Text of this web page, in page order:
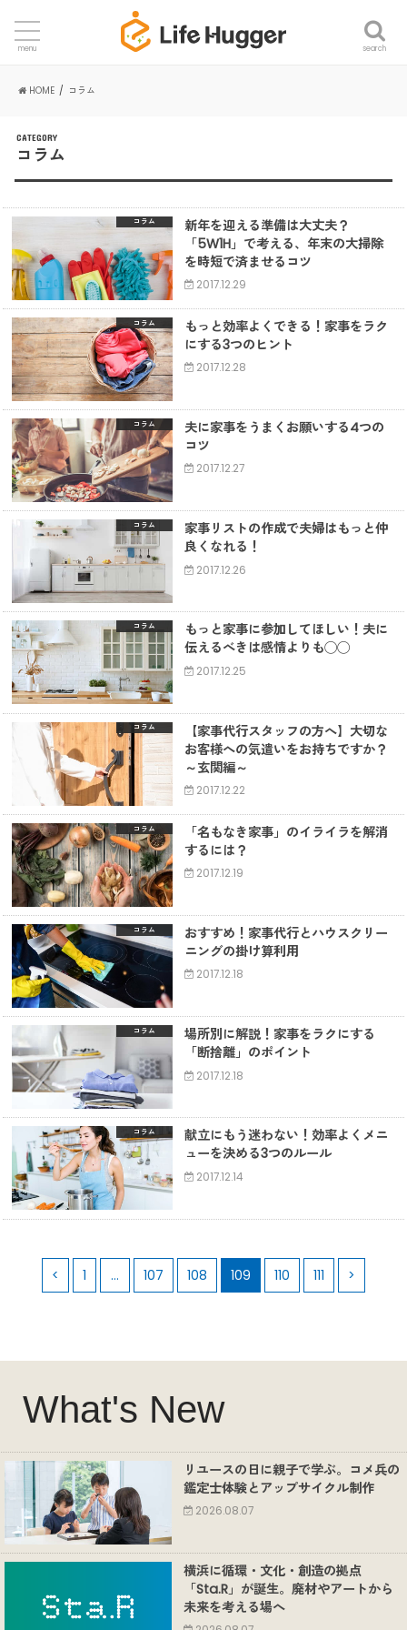
search
menu
HOME コラム
CATEGORY
コラム
コラム
新年を迎える準備は大丈夫？
「5W1H」で考える、年末の大掃除
を時短で済ませるコツ
2017.12.29
コラム
もっと効率よくできる！家事をラク
にする3つのヒント
2017.12.28
コラム
夫に家事をうまくお願いする4つの
コツ
2017.12.27
コラム
家事リストの作成で夫婦はもっと仲
良くなれる！
2017.12.26
コラム
もっと家事に参加してほしい！夫に
伝えるべきは感情よりも◯◯
2017.12.25
コラム
【家事代行スタッフの方へ】大切な
お客様への気遣いをお持ちですか？
～玄関編～
2017.12.22
コラム
「名もなき家事」のイライラを解消
するには？
2017.12.19
コラム
おすすめ！家事代行とハウスクリー
ニングの掛け算利用
2017.12.18
コラム
場所別に解説！家事をラクにする
「断捨離」のポイント
2017.12.18
コラム
献立にもう迷わない！効率よくメニ
ューを決める3つのルール
2017.12.14
< 1 … 107 108 109 110 111 >
What's New
リユースの日に親子で学ぶ。コメ兵の
鑑定士体験とアップサイクル制作
2026.08.07
横浜に循環・文化・創造の拠点
「Sta.R」が誕生。廃材やアートから
未来を考える場へ